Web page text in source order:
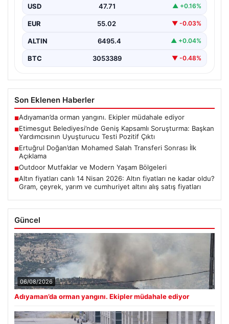
Çıktı
Ankara'nın Etimesgut ilçesinde bulunan belediyeye
yönelik yürütülen kapsamlı soruşturma kapsamında
USD 47.71 ▲ +0.16%
EUR 55.02 ▼ -0.03%
ALTIN 6495.4 ▲ +0.04%
BTC 3053389 ▼ -0.48%
Son Eklenen Haberler
■Adıyaman’da orman yangını. Ekipler müdahale ediyor
■Etimesgut Belediyesi’nde Geniş Kapsamlı Soruşturma: Başkan
Yardımcısının Uyuşturucu Testi Pozitif Çıktı
■Ertuğrul Doğan’dan Mohamed Salah Transferi Sonrası İlk
Açıklama
■Outdoor Mutfaklar ve Modern Yaşam Bölgeleri
■Altın fiyatları canlı 14 Nisan 2026: Altın fiyatları ne kadar oldu?
Gram, çeyrek, yarım ve cumhuriyet altını alış satış fiyatları
Güncel
06/08/2026
Adıyaman’da orman yangını. Ekipler müdahale ediyor